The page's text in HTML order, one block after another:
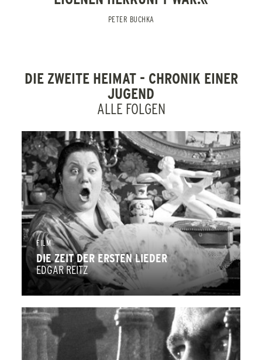
PETER BUCHKA
DIE ZWEITE HEIMAT - CHRONIK EINER
JUGEND
ALLE FOLGEN
FILM
DIE ZEIT DER ERSTEN LIEDER
EDGAR REITZ